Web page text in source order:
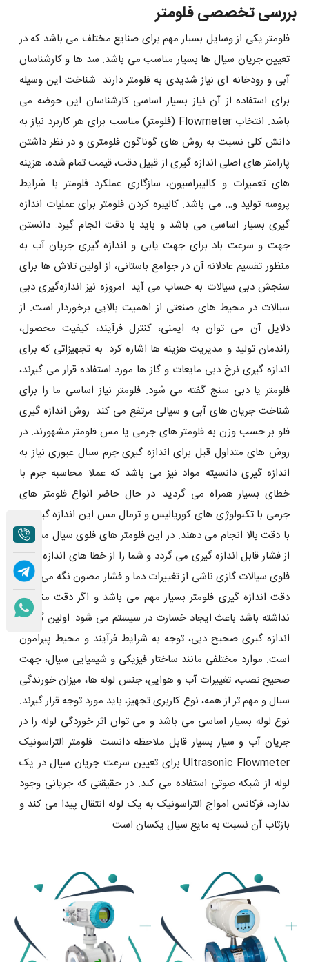
بررسی تخصصی فلومتر
فلومتر یکی از وسایل بسیار مهم برای صنایع مختلف می باشد که در
تعیین جریان سیال ها بسیار مناسب می باشد. سد ها و کارشناسان
آبی و رودخانه ای نیاز شدیدی به فلومتر دارند. شناخت این وسیله
برای استفاده از آن نیاز بسیار اساسی کارشناسان این حوضه می
باشد. انتخاب Flowmeter (فلومتر) مناسب برای هر کاربرد نیاز به
دانش کلی نسبت به روش های گوناگون فلومتری و در نظر داشتن
پارامتر های اصلی اندازه گیری از قبیل دقت، قیمت تمام شده، هزینه
های تعمیرات و کالیبراسیون، سازگاری عملکرد فلومتر با شرایط
پروسه تولید و… می باشد. کالیبره کردن فلومتر برای عملیات اندازه
گیری بسیار اساسی می باشد و باید با دقت انجام گیرد. دانستن
جهت و سرعت باد برای جهت ‌یابی و اندازه ‌گیری جریان آب به
منظور تقسیم عادلانه آن در جوامع باستانی، از اولین تلاش ‌ها برای
سنجش دبی سیالات به حساب می ‌آید. امروزه نیز اندازه‌گیری دبی
سیالات در محیط‌ های صنعتی از اهمیت بالایی برخوردار است. از
دلایل آن می ‌توان به ایمنی، کنترل فرآیند، کیفیت محصول،
راندمان تولید و مدیریت هزینه ‌ها اشاره کرد. به تجهیزاتی که برای
اندازه ‌گیری نرخ دبی مایعات و گاز ها مورد استفاده قرار می‌ گیرند،
فلومتر یا دبی‌ سنج گفته می ‌شود. فلومتر نیاز اساسی ما را برای
شناخت جریان های آبی و سیالی مرتفع می کند. روش اندازه گیری
فلو بر حسب وزن به فلومتر های جرمی یا مس فلومتر مشهورند. در
روش های متداول قبل برای اندازه گیری جرم سیال عبوری نیاز به
اندازه گیری دانسیته مواد نیز می باشد که عملا محاسبه جرم با
خطای بسیار همراه می گردید. در حال حاضر انواع فلومتر های
جرمی با تکنولوژی های کوریالیس و ترمال مس این اندازه گیری را
با دقت بالا انجام می دهند. در این فلومتر های فلوی سیال مستقل
از فشار قابل اندازه گیری می گردد و شما را از خطا های اندازه گیری
فلوی سیالات گازی ناشی از تغییرات دما و فشار مصون نگه می دارد.
دقت اندازه گیری فلومتر بسیار مهم می باشد و اگر دقت مناسبی
نداشته باشد باعث ایجاد خسارت در سیستم می شود. اولین گام در
اندازه ‌گیری صحیح دبی، توجه به شرایط فرآیند و محیط پیرامون
است. موارد مختلفی مانند ساختار فیزیکی و شیمیایی سیال، جهت
صحیح نصب، تغییرات آب و هوایی، جنس لوله‌ ها، میزان خورندگی
سیال و مهم تر از همه، نوع کاربری تجهیز، باید مورد توجه قرار گیرند.
نوع لوله بسیار اساسی می باشد و می توان اثر خوردگی لوله را در
جریان آب و سیار بسیار قابل ملاحظه دانست. فلومتر التراسونیک
Ultrasonic Flowmeter برای تعیین سرعت جریان سیال در یک
لوله از شبکه صوتی استفاده می کند. در حقیقتی که جریانی وجود
ندارد، فرکانس امواج التراسونیک به یک لوله انتقال پیدا می کند و
بازتاب آن نسبت به مایع سیال یکسان است